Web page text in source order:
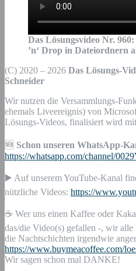
Das Lösungsvideo Nr. 960:
’n‘ Drop in Dateiordnern
(C) 2020 – 2026 Das Lösungs-
Schneider
Wir nutzen die Versammlungs-
ehemals Liveereignis) von
Lösungs-Videos, finalisiert wird mit
🆕 Schon unseren WhatsApp-
https://whatsapp.com/channel/
▶️ Auf unserem YouTube-Kanal
nützliche Videos: https://
☕ Wer uns einen Kaffee oder
das/die Video(s) gefallen -, wir alle
die Nachtschichten irgendwie
https://www.buymeacoffee.com/
Wir sagen schon mal DANKE!